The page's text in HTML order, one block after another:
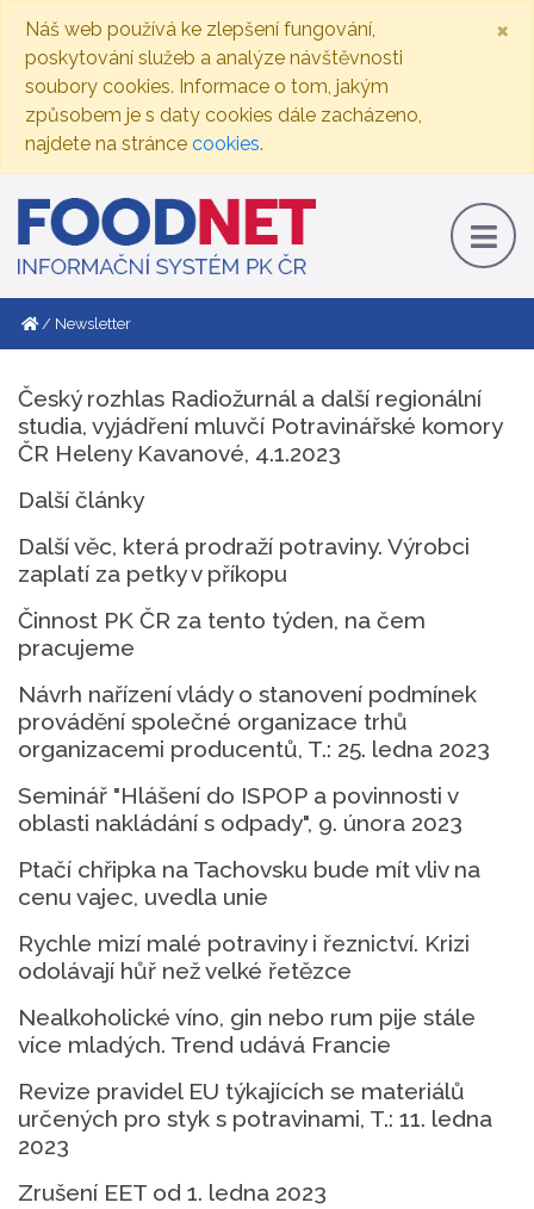
Náš web používá ke zlepšení fungování,
poskytování služeb a analýze návštěvnosti
soubory cookies. Informace o tom, jakým
způsobem je s daty cookies dále zacházeno,
najdete na stránce cookies.
×
Newsletter
Český rozhlas Radiožurnál a další regionální
studia, vyjádření mluvčí Potravinářské komory
ČR Heleny Kavanové, 4.1.2023
Další články
Další věc, která prodraží potraviny. Výrobci
zaplatí za petky v příkopu
Činnost PK ČR za tento týden, na čem
pracujeme
Návrh nařízení vlády o stanovení podmínek
provádění společné organizace trhů
organizacemi producentů, T.: 25. ledna 2023
Seminář "Hlášení do ISPOP a povinnosti v
oblasti nakládání s odpady", 9. února 2023
Ptačí chřipka na Tachovsku bude mít vliv na
cenu vajec, uvedla unie
Rychle mizí malé potraviny i řeznictví. Krizi
odolávají hůř než velké řetězce
Nealkoholické víno, gin nebo rum pije stále
více mladých. Trend udává Francie
Revize pravidel EU týkajících se materiálů
určených pro styk s potravinami, T.: 11. ledna
2023
Zrušení EET od 1. ledna 2023